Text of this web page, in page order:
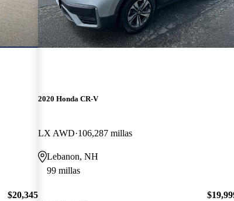
$20,345
2020 Honda CR-V
LX AWD 106,287 millas
Lebanon, NH
99 millas